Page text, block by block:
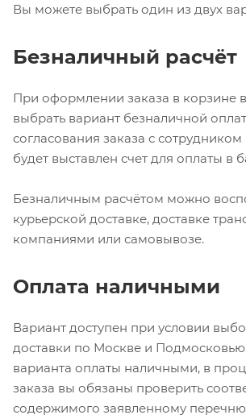
Вы можете выбрать один из двух
Безналичный расчёт
При оформлении заказа в корзине
выбрать вариант безналичной
согласования заказа с
будет выставлен счет для оплаты в
Безналичным расчётом можно
курьерской доставке, доставке
компаниями или самовывозе.
Оплата наличными
Вариант доступен при условии
доставки по Москве и
варианта оплаты наличными, в
заказа вы обязаны проверить
содержимого заявленному